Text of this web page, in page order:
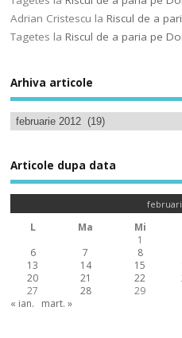
Adrian Cristescu laRiscul de a
Tagetes laRiscul de a paria pe
Arhiva articole
Articole dupa data
L Ma Mi
1
6
7 8
13
14 15
20
21 22
27
28
29
« ian.
mart. »